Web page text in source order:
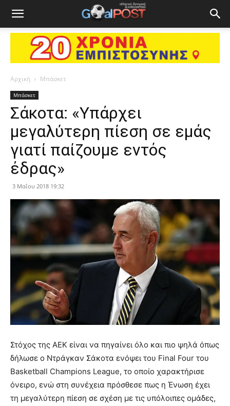
Αρχική Μπάσκετ
Μπάσκετ
Σάκοτα: «Υπάρχει
μεγαλύτερη πίεση σε εμάς
γιατί παίζουμε εντός
έδρας»
3 Μαΐου 2018 19:32
Στόχος της ΑΕΚ είναι να πηγαίνει όλο και πιο ψηλά όπως
δήλωσε ο Ντράγκαν Σάκοτα ενόψει του Final Four του
Basketball Champions League, το οποίο χαρακτήρισε
όνειρο, ενώ στη συνέχεια πρόσθεσε πως η Ένωση έχει
τη μεγαλύτερη πίεση σε σχέση με τις υπόλοιπες ομάδες,